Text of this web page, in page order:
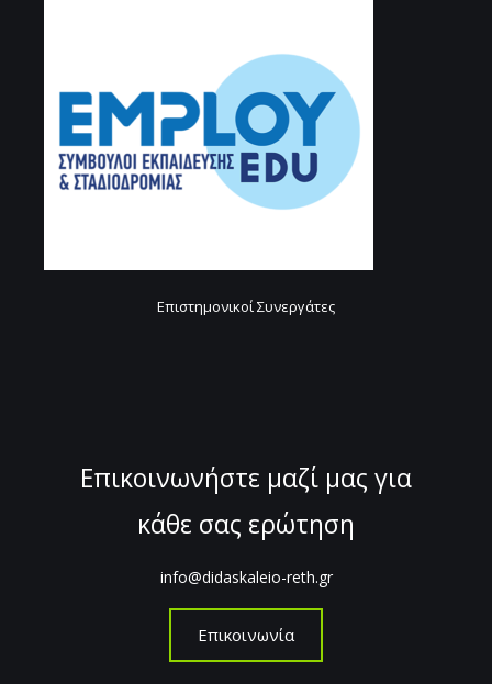
Επιστημονικοί Συνεργάτες
Επικοινωνήστε μαζί μας για
κάθε σας ερώτηση
info@didaskaleio-reth.gr
Επικοινωνία